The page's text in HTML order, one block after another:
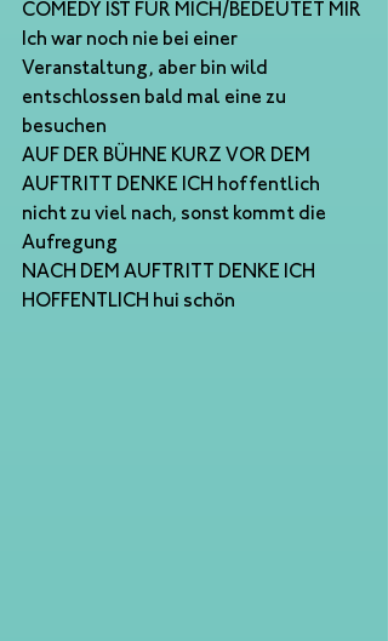
COMEDY IST FÜR MICH/BEDEUTET MIR
Ich war noch nie bei einer
Veranstaltung, aber bin wild
entschlossen bald mal eine zu
besuchen
AUF DER BÜHNE KURZ VOR DEM
AUFTRITT DENKE ICH hoffentlich
nicht zu viel nach, sonst kommt die
Aufregung
NACH DEM AUFTRITT DENKE ICH
HOFFENTLICH hui schön